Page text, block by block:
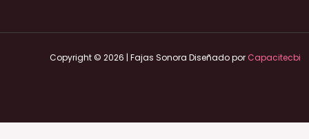
Copyright © 2026 | Fajas Sonora Diseñado porCapacitecbi